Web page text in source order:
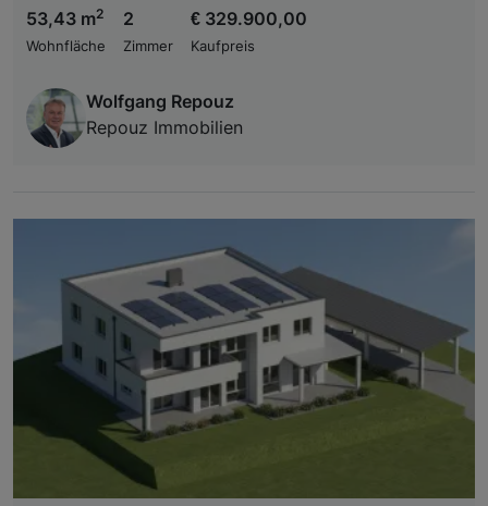
53,43 m2
Wohnfläche
2
Zimmer
€ 329.900,00
Kaufpreis
Wolfgang Repouz
Repouz Immobilien